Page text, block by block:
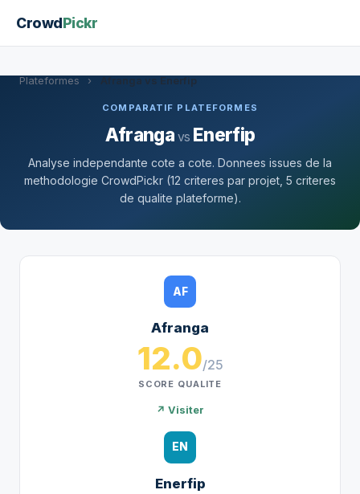
CrowdPickr
Plateformes › Afranga vs Enerfip
COMPARATIF PLATEFORMES
Afrangavs Enerfip
Analyse independante cote a cote. Donnees issues de la
methodologie CrowdPickr (12 criteres par projet, 5 criteres
de qualite plateforme).
AF
Afranga
12.0/25
SCORE QUALITE
↗ Visiter
EN
Enerfip